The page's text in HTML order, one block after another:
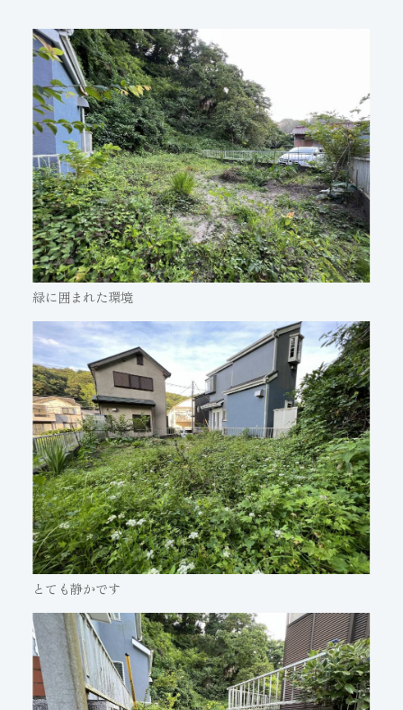
緑に囲まれた環境
とても静かです